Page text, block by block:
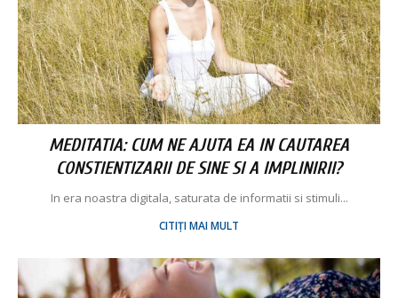
MEDITATIA: CUM NE AJUTA EA IN CAUTAREA
CONSTIENTIZARII DE SINE SI A IMPLINIRII?
In era noastra digitala, saturata de informatii si stimuli...
CITIȚI MAI MULT